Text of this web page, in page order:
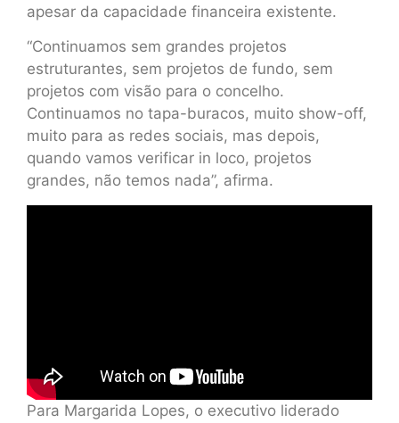
apesar da capacidade financeira existente.
“Continuamos sem grandes projetos
estruturantes, sem projetos de fundo, sem
projetos com visão para o concelho.
Continuamos no tapa-buracos, muito show-off,
muito para as redes sociais, mas depois,
quando vamos verificar in loco, projetos
grandes, não temos nada”, afirma.
Para Margarida Lopes, o executivo liderado